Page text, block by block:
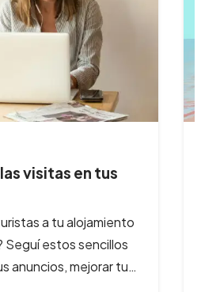
¡potenciá tus
las oportunidades
se multiplican. En
acompañarte en